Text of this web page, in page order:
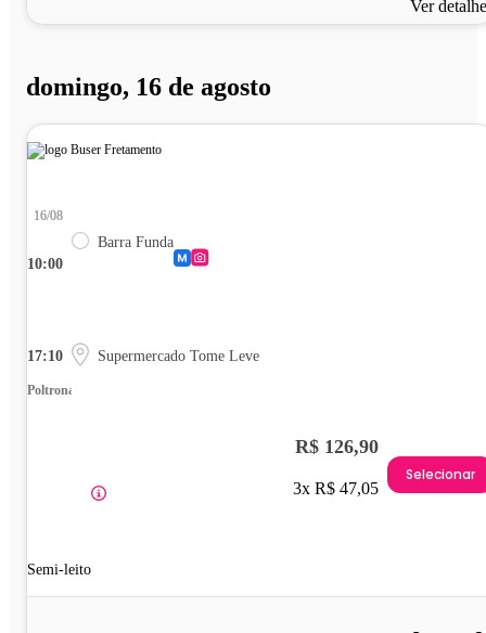
Ver
domingo, 16 de agosto
10:00
16/08
Barra Funda
17:10 Supermercado Tome Leve
Poltrona
Semi-leito
R$ 126,90
3x R$ 47,05
Selecionar